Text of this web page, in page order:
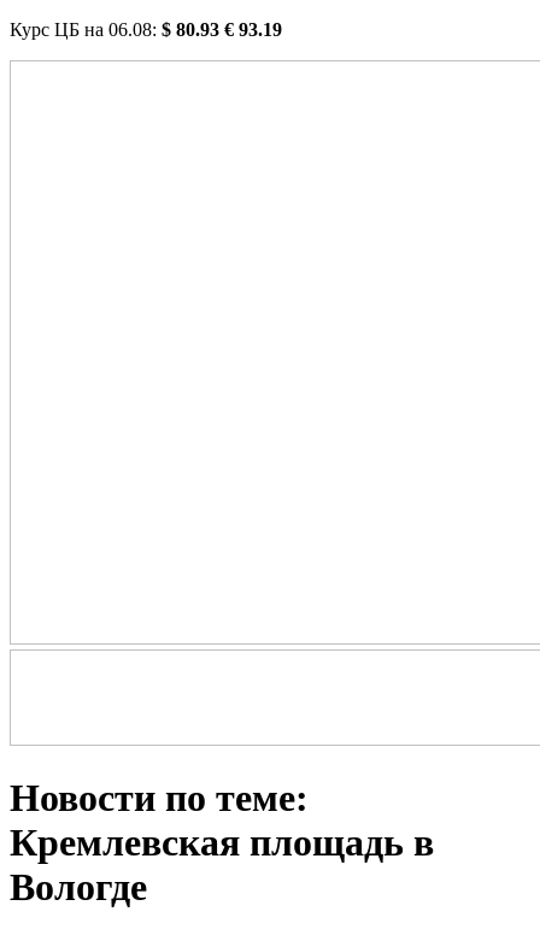
Курс ЦБ на 06.08: $ 80.93 € 93.19
Новости по теме:
Кремлевская площадь в
Вологде